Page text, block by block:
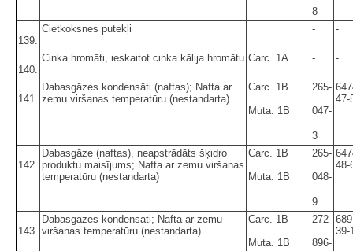
8
139.
Cietkoksnes putekļi - -
140.
Cinka hromāti, ieskaitot cinka kālija hromātu Carc. 1A - -
141.
Dabasgāzes kondensāti (naftas); Nafta ar
zemu viršanas temperatūru (nestandarta)
Carc. 1B
Muta. 1B
265-
047-
3
47-
142.
Dabasgāze (naftas), neapstrādāts šķidro
produktu maisījums; Nafta ar zemu viršanas
temperatūru (nestandarta)
Carc. 1B
Muta. 1B
265-
048-
9
48-
143.
Dabasgāzes kondensāti; Nafta ar zemu
viršanas temperatūru (nestandarta)
Carc. 1B
Muta. 1B
272-
896-
39-